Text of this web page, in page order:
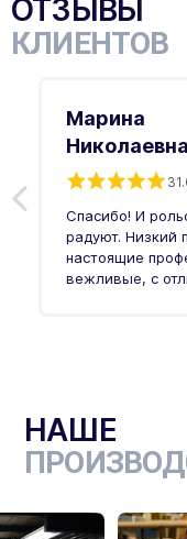
ОТЗЫВЫ
КЛИЕНТОВ
Марина
Николаевна
Спасибо! И
радуют. Низкий
настоящие
вежливые, с
НАШЕ